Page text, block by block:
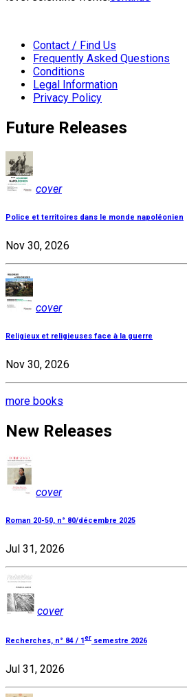
Contact / Find Us
Frequently Asked Questions
Conditions
Legal Information
Privacy Policy
Future Releases
cover
Police et territoires dans le monde napoléonien
Nov 30, 2026
cover
Religieux et religieuses face à la guerre
Nov 30, 2026
more books
New Releases
cover
Roman 20-50, n° 80/décembre 2025
Jul 31, 2026
cover
Recherches, n° 84 / 1 er semestre 2026
Jul 31, 2026